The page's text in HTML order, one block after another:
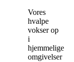
Vores
hvalpe
vokser op
i
hjemmelige
omgivelser